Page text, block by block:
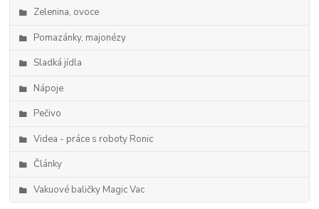
Zelenina, ovoce
Pomazánky, majonézy
Sladká jídla
Nápoje
Pečivo
Videa - práce s roboty Ronic
Články
Vakuové baličky Magic Vac